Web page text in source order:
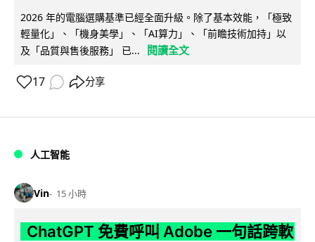
2026 年的電腦選購基準已經全面升級。除了基本效能，「極致
輕量化」、「機身美學」、「AI算力」、「前瞻技術加持」以
及「品質與售後服務」 已...
閱讀全文
17 分享
人工智能
Vin 15 小時
ChatGPT 免費呼叫 Adobe 一句話跨軟